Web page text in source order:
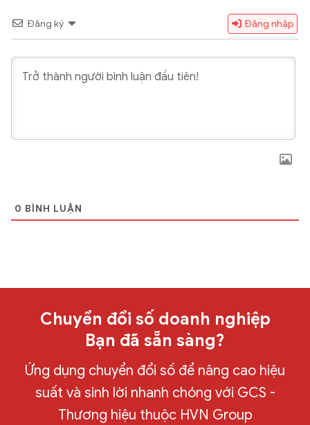
Đăng ký Đăng nhập
0 BÌNH LUẬN
Chuyển đổi số doanh nghiệp
Bạn đã sẵn sàng?
Ứng dụng chuyển đổi số để nâng cao hiệu
suất và sinh lời nhanh chóng với GCS -
Thương hiệu thuộc HVN Group